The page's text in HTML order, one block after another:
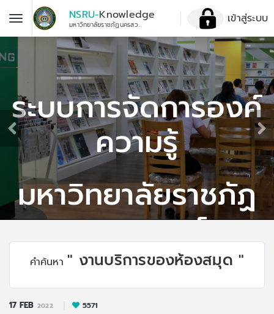
NSRU-Knowledge
มหาวิทยาลัยราชภัฏนครสวรรค์ เข้าสู่ระบบ
ระบบการจัดการองค์
ความรู้
มหาวิทยาลัยราชภัฏ
นครสวรรค์
คำค้นหา " งานบริการของห้องสมุด "
17 FEB 2022 5571